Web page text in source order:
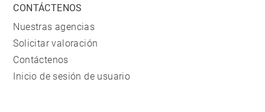
CONTÁCTENOS
Nuestras agencias
Solicitar valoración
Contáctenos
Inicio de sesión de usuario